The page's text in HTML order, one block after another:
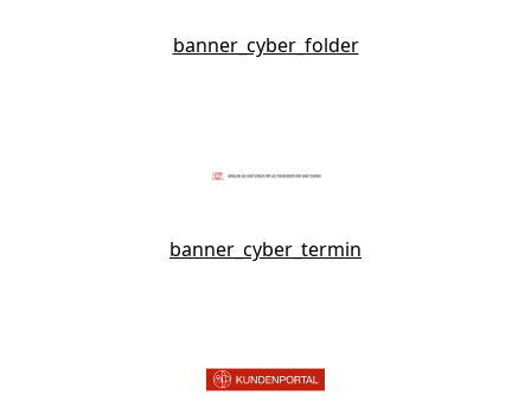
banner_cyber_folder
banner_cyber_termin